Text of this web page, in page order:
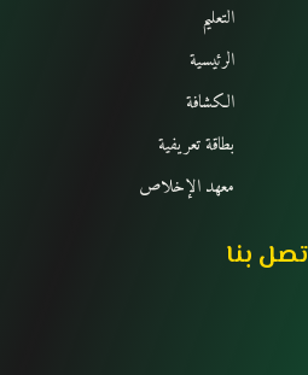
التعليم
الرئيسية
الكشافة
بطاقة تعريفية
معهد الإخلاص
بنا